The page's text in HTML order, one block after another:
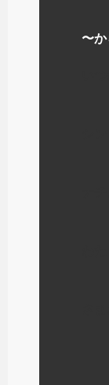
〜